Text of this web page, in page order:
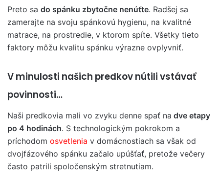
Preto sa do spánku zbytočne nenúťte. Radšej sa
zamerajte na svoju spánkovú hygienu, na kvalitné
matrace, na prostredie, v ktorom spíte. Všetky tieto
faktory môžu kvalitu spánku výrazne ovplyvniť.
V minulosti našich predkov nútili vstávať
povinnosti…
Naši predkovia mali vo zvyku denne spať na dve etapy
po 4 hodinách. S technologickým pokrokom a
príchodom osvetlenia v domácnostiach sa však od
dvojfázového spánku začalo upúšťať, pretože večery
často patrili spoločenským stretnutiam.